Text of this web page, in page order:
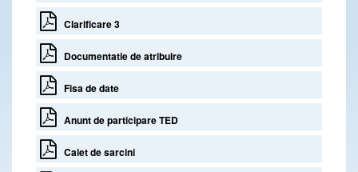
Clarificare 3
Documentatie de atribuire
Fisa de date
Anunt de participare TED
Caiet de sarcini